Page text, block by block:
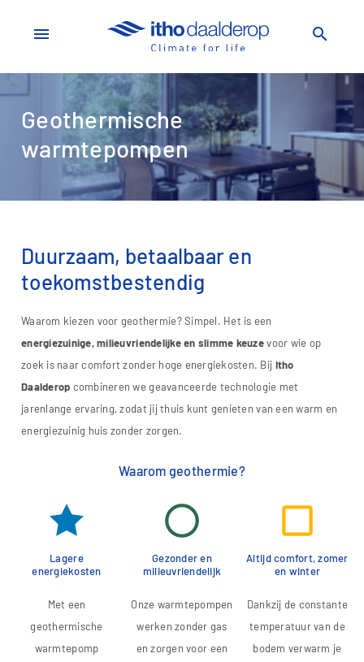
menu search
Geothermische
warmtepompen
Duurzaam, betaalbaar en
toekomstbestendig
Waarom kiezen voor geothermie? Simpel. Het is een
energiezuinige, milieuvriendelijke en slimme keuzevoor wie op
zoek is naar comfort zonder hoge energiekosten. Bij Itho
Daalderop combineren we geavanceerde technologie met
jarenlange ervaring, zodat jij thuis kunt genieten van een warm en
energiezuinig huis zonder zorgen.
Waarom geothermie?
Lagere
energiekosten
Met een
geothermische
warmtepomp
Gezonder en
milieuvriendelijk
Onze warmtepompen
werken zonder gas
en zorgen voor een
Altijd comfort, zomer
en winter
Dankzij de constante
temperatuur van de
bodem verwarm je